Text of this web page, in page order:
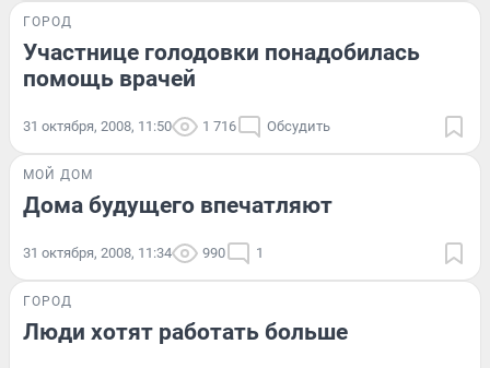
ГОРОД
Участнице голодовки понадобилась
помощь врачей
31 октября, 2008, 11:50 1 716 Обсудить
МОЙ ДОМ
Дома будущего впечатляют
31 октября, 2008, 11:34 990 1
ГОРОД
Люди хотят работать больше